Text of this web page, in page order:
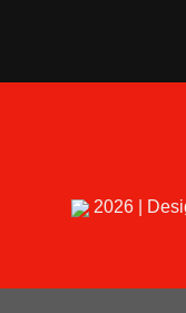
2026 |